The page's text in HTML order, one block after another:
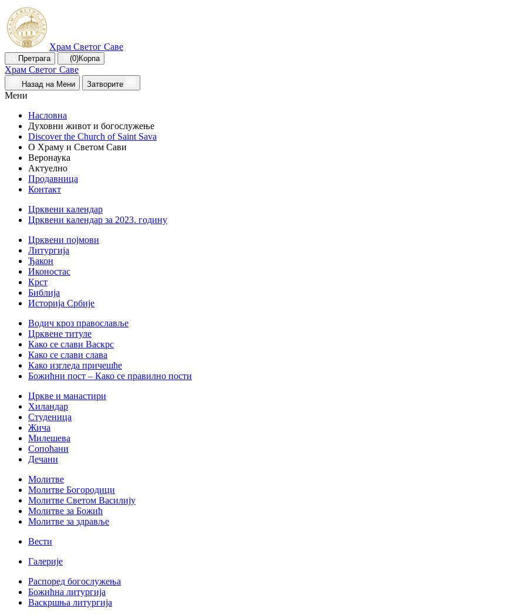
Храм Светог Саве
Претрага (0)Корпа
Храм Светог Саве
Назад на Мени Затворите
Мени
Насловна
Духовни живот и богослужење
Discover the Church of Saint Sava
О Храму и Светом Сави
Веронаука
Актуелно
Продавница
Контакт
Црквени календар
Црквени календар за 2023. годину
Црквени појмови
Литургија
Ђакон
Иконостас
Крст
Библија
Историја Србије
Водич кроз православље
Црквене титуле
Како се слави Васкрс
Како се слави слава
Како изгледа причешће
Божићни пост – Како се правилно пости
Цркве и манастири
Хиландар
Студеница
Жича
Милешева
Сопоћани
Дечани
Молитве
Молитве Богородици
Молитве Светом Василију
Молитве за Божић
Молитве за здравље
Вести
Галерије
Распоред богослужења
Божићна литургија
Васкршња литургија